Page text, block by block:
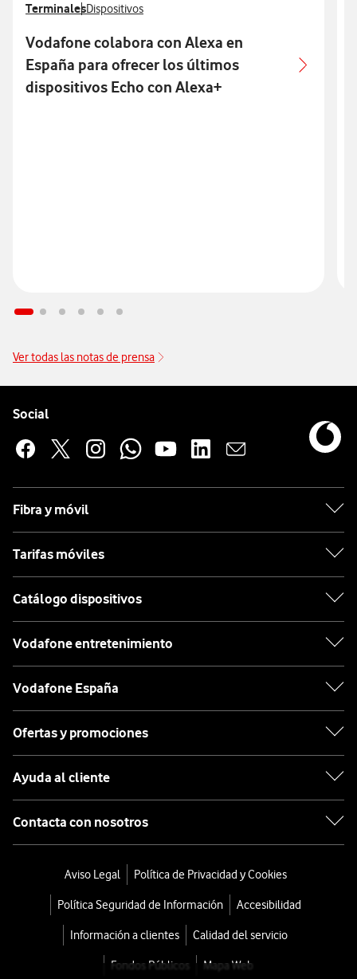
Ver más notas de prensa relacionados con
TerminalesVer más notas de prensa relacionados con
Dispositivos
Vodafone colabora con Alexa en
España para ofrecer los últimos
dispositivos Echo con Alexa+
Ver todas las notas de prensa
Social
Fibra y móvil
Tarifas móviles
Catálogo dispositivos
Vodafone entretenimiento
Vodafone España
Ofertas y promociones
Ayuda al cliente
Contacta con nosotros
Aviso Legal Política de Privacidad y Cookies
Política Seguridad de Información Accesibilidad
Información a clientes Calidad del servicio
Fondos Públicos Mapa Web